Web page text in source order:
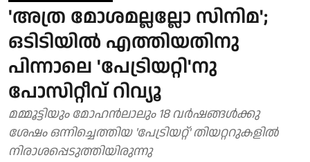
'അത്ര മോശമല്ലല്ലോ സിനിമ';
ഒടിടിയിൽ എത്തിയതിനു
പിന്നാലെ 'പേട്രിയറ്റി'നു
പോസിറ്റീവ് റിവ്യൂ
മമ്മൂട്ടിയും മോഹൻലാലും 18 വർഷങ്ങൾക്കു
ശേഷം ഒന്നിച്ചെത്തിയ 'പേട്രിയറ്റ്' തിയറ്ററുകളിൽ
നിരാശപ്പെടുത്തിയിരുന്നു